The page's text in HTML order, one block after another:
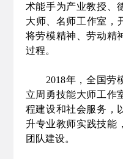
术能手为产业教授、
大师、名师工作室，
将劳模精神、劳动精
过程。
2018年，全国劳
立周勇技能大师工作
程建设和社会服务，
升专业教师实践技能
团队建设。